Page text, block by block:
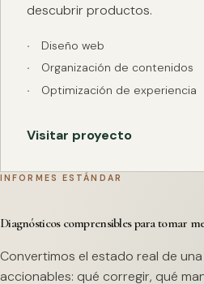
descubrir productos.
Diseño web
Organización de contenidos
Optimización de experiencia
Visitar proyecto
INFORMES ESTÁNDAR
Diagnósticos comprensibles para tomar
Convertimos el estado real de
accionables: qué corregir, qué